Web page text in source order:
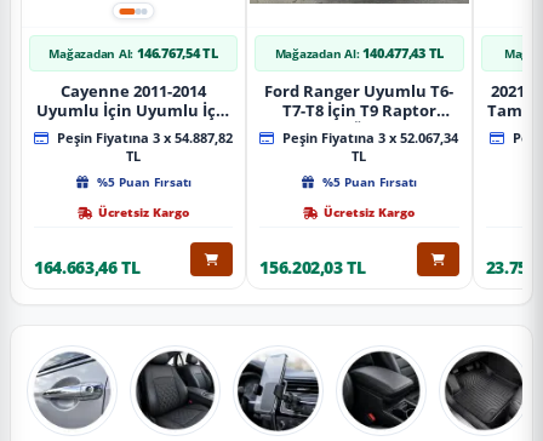
Mağazadan Al: 146.767,54 TL
Cayenne 2011-2014
Uyumlu İçin Uyumlu İçin
2019+ Bagaj Facelift
Parça
Peşin Fiyatına 3 x 54.887,82
TL
%5 Puan Fırsatı
Ücretsiz Kargo
164.663,46 TL
Mağazadan Al: 140.477,43 TL
Ford Ranger Uyumlu T6-
T7-T8 İçin T9 Raptor
Dönüşüm (Ön Arka Full)
Parça
Peşin Fiyatına 3 x 52.067,34
TL
%5 Puan Fırsatı
Ücretsiz Kargo
156.202,03 TL
2021+